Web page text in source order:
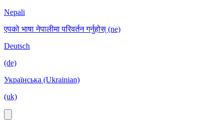
Nepali
एपको भाषा नेपालीमा परिवर्तन गर्नुहोस् (ne)
Deutsch
(de)
Українська (Ukrainian)
(uk)